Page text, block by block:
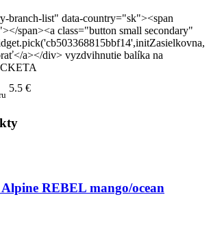
branch-list" data-country="sk"><span
span><a class="button small secondary"
a></div> vyzdvihnutie balíka na
5.5 €
REBEL mango/ocean